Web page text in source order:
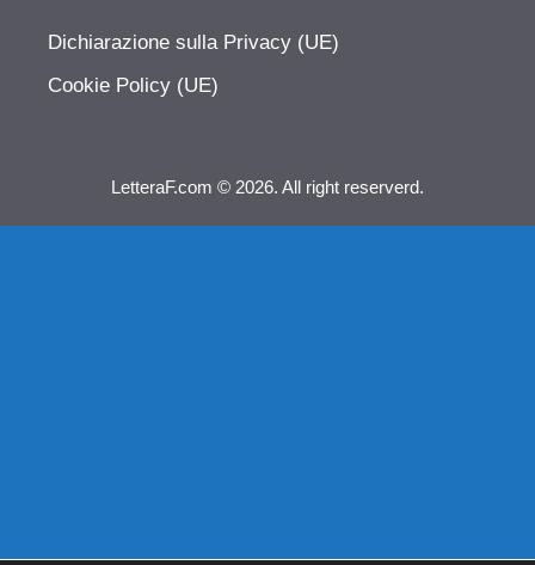
Dichiarazione sulla Privacy (UE)
Cookie Policy (UE)
LetteraF.com © 2026. All right reserverd.